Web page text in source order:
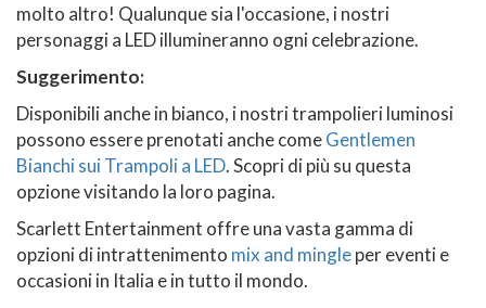
molto altro! Qualunque sia l'occasione, i nostri
personaggi a LED illumineranno ogni celebrazione.
Suggerimento:
Disponibili anche in bianco, i nostri trampolieri luminosi
possono essere prenotati anche comeGentlemen
Bianchi sui Trampoli a LED. Scopri di più su questa
opzione visitando la loro pagina.
Scarlett Entertainment offre una vasta gamma di
opzioni di intrattenimento mix and mingleper eventi e
occasioni in Italia e in tutto il mondo.